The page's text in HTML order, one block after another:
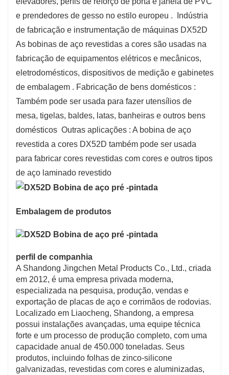
e prendedores de gesso no estilo europeu ‌. ‌ Indústria
de fabricação e instrumentação de máquinas ‌DX52D
As bobinas de aço revestidas a cores são usadas na
fabricação de equipamentos elétricos e mecânicos,
eletrodomésticos, dispositivos de medição e gabinetes
de embalagem ‌. Fabricação de bens domésticos ‌:
Também pode ser usada para fazer utensílios de
mesa, tigelas, baldes, latas, banheiras e outros bens
domésticos ‌ ‌ Outras aplicações ‌: A bobina de aço
revestida a cores DX52D também pode ser usada
para fabricar cores revestidas com cores e outros tipos
de aço laminado revestido ‌ ‌
Embalagem de produtos
perfil de companhia
A Shandong Jingchen Metal Products Co., Ltd., criada
em 2012, é uma empresa privada moderna,
especializada na pesquisa, produção, vendas e
exportação de placas de aço e corrimãos de rodovias.
Localizado em Liaocheng, Shandong, a empresa
possui instalações avançadas, uma equipe técnica
forte e um processo de produção completo, com uma
capacidade anual de 450.000 toneladas. Seus
produtos, incluindo folhas de zinco-silicone
galvanizadas, revestidas com cores e aluminizadas,